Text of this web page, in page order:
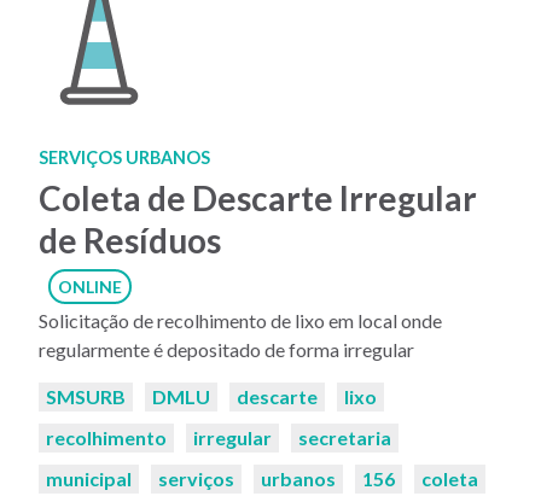
SERVIÇOS URBANOS
Coleta de Descarte Irregular
de Resíduos
ONLINE
Solicitação de recolhimento de lixo em local onde
regularmente é depositado de forma irregular
Palavras-
SMSURB DMLU descarte
lixo
recolhimento
irregular
secretaria
municipal
serviços urbanos 156
coleta